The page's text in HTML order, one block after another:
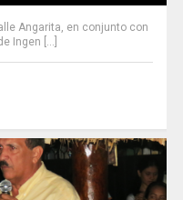
Angarita, en conjunto con
Ingen [...]